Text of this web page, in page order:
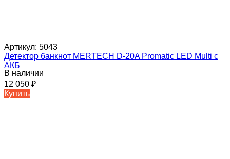
Артикул: 5043
Детектор банкнот MERTECH D-20A Promatic LED Multi c
АКБ
В наличии
12 050 ₽
Купить